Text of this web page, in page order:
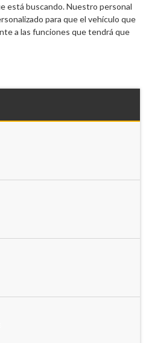
está buscando. Nuestro personal
para que el vehículo que
a las funciones que tendrá que